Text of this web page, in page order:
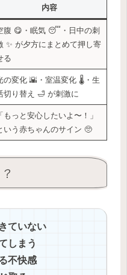
内容
腹 😋・眠気 😴・日中の刺
✨ が夕方にまとめて押し寄
る
の変化 🌇・室温変化 🌡️・生
切り替え 🛁 が刺激に
「もっと安心したいよ〜！」
いう赤ちゃんのサイン 🥺
ていない
しまう
不快感